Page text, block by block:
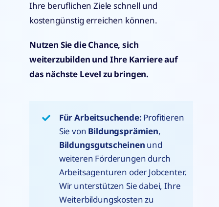
Ihre beruflichen Ziele schnell und
kostengünstig erreichen können.
Nutzen Sie die Chance, sich
weiterzubilden und Ihre Karriere auf
das nächste Level zu bringen.
Für Arbeitsuchende: Profitieren
Sie von Bildungsprämien,
Bildungsgutscheinen und
weiteren Förderungen durch
Arbeitsagenturen oder Jobcenter.
Wir unterstützen Sie dabei, Ihre
Weiterbildungskosten zu